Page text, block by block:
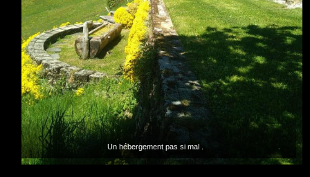
Un hébergement pas si mal .